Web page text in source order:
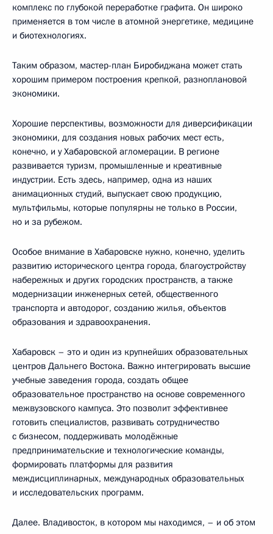
комплекс по глубокой переработке графита. Он широко
применяется в том числе в атомной энергетике, медицине
и биотехнологиях.
Таким образом, мастер-план Биробиджана может стать
хорошим примером построения крепкой, разноплановой
экономики.
Хорошие перспективы, возможности для диверсификации
экономики, для создания новых рабочих мест есть,
конечно, и у Хабаровской агломерации. В регионе
развивается туризм, промышленные и креативные
индустрии. Есть здесь, например, одна из наших
анимационных студий, выпускает свою продукцию,
мультфильмы, которые популярны не только в России,
но и за рубежом.
Особое внимание в Хабаровске нужно, конечно, уделить
развитию исторического центра города, благоустройству
набережных и других городских пространств, а также
модернизации инженерных сетей, общественного
транспорта и автодорог, созданию жилья, объектов
образования и здравоохранения.
Хабаровск – это и один из крупнейших образовательных
центров Дальнего Востока. Важно интегрировать высшие
учебные заведения города, создать общее
образовательное пространство на основе современного
межвузовского кампуса. Это позволит эффективнее
готовить специалистов, развивать сотрудничество
с бизнесом, поддерживать молодёжные
предпринимательские и технологические команды,
формировать платформы для развития
междисциплинарных, международных образовательных
и исследовательских программ.
Далее. Владивосток, в котором мы находимся, – и об этом